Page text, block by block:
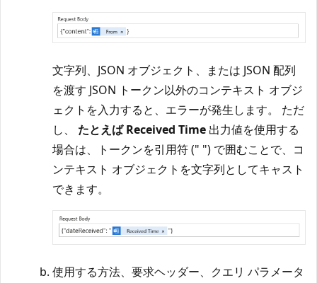
文字列、JSON オブジェクト、または JSON 配列
を渡す JSON トークン以外のコンテキスト オブジ
ェクトを入力すると、エラーが発生します。 ただ
し、 たとえば Received Time 出力値を使用する
場合は、トークンを引用符 (" ") で囲むことで、コ
ンテキスト オブジェクトを文字列としてキャスト
できます。
使用する方法、要求ヘッダー、クエリ パラメータ